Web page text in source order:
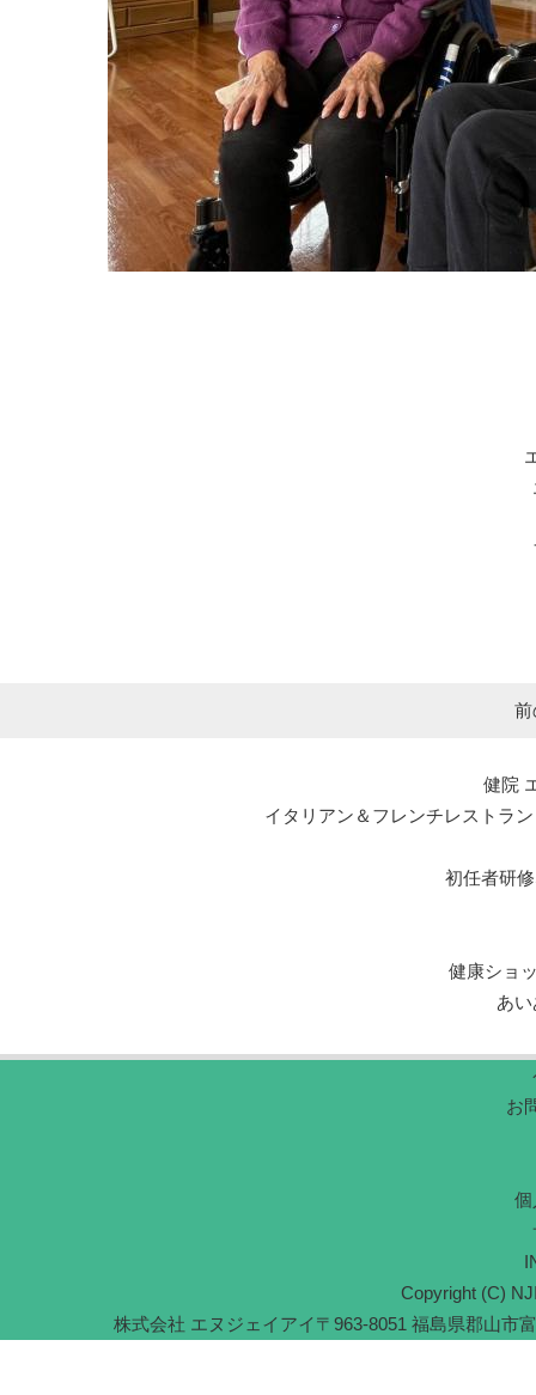
前
健院
イタリアン＆フレンチレストラ
初任者研修
健康ショ
あ
お
個
Copyright (C)
株式会社 エヌジェイアイ〒963-8051 福島県郡山市